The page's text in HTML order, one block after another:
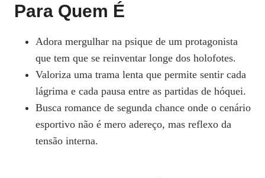
Para Quem É
Adora mergulhar na psique de um protagonista
que tem que se reinventar longe dos holofotes.
Valoriza uma trama lenta que permite sentir cada
lágrima e cada pausa entre as partidas de hóquei.
Busca romance de segunda chance onde o cenário
esportivo não é mero adereço, mas reflexo da
tensão interna.